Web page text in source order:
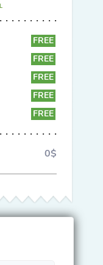
FREE
FREE
FREE
FREE
FREE
0$